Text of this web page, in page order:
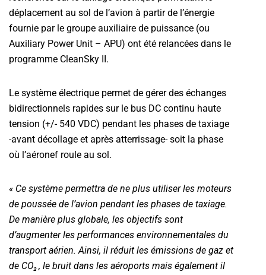
déplacement au sol de l’avion à partir de l’énergie
fournie par le groupe auxiliaire de puissance (ou
Auxiliary Power Unit – APU) ont été relancées dans le
programme CleanSky II.
Le système électrique permet de gérer des échanges
bidirectionnels rapides sur le bus DC continu haute
tension (+/- 540 VDC) pendant les phases de taxiage
-avant décollage et après atterrissage- soit la phase
où l’aéronef roule au sol.
« Ce système permettra de ne plus utiliser les moteurs
de poussée de l’avion pendant les phases de taxiage.
De manière plus globale, les objectifs sont
d’augmenter les performances environnementales du
transport aérien. Ainsi, il réduit les émissions de gaz et
de CO₂ , le bruit dans les aéroports mais également il